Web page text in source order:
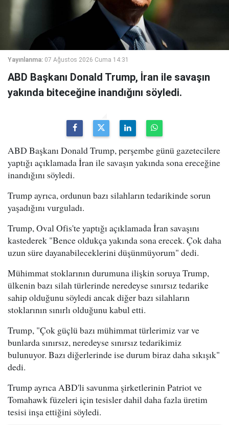
Yayınlanma: 07 Ağustos 2026 Cuma 14:31
ABD Başkanı Donald Trump, İran ile savaşın
yakında biteceğine inandığını söyledi.
ABD Başkanı Donald Trump, perşembe günü gazetecilere
yaptığı açıklamada İran ile savaşın yakında sona ereceğine
inandığını söyledi.
Trump ayrıca, ordunun bazı silahların tedarikinde sorun
yaşadığını vurguladı.
Trump, Oval Ofis'te yaptığı açıklamada İran savaşını
kastederek "Bence oldukça yakında sona erecek. Çok daha
uzun süre dayanabileceklerini düşünmüyorum" dedi.
Mühimmat stoklarının durumuna ilişkin soruya Trump,
ülkenin bazı silah türlerinde neredeyse sınırsız tedarike
sahip olduğunu söyledi ancak diğer bazı silahların
stoklarının sınırlı olduğunu kabul etti.
Trump, "Çok güçlü bazı mühimmat türlerimiz var ve
bunlarda sınırsız, neredeyse sınırsız tedarikimiz
bulunuyor. Bazı diğerlerinde ise durum biraz daha sıkışık"
dedi.
Trump ayrıca ABD'li savunma şirketlerinin Patriot ve
Tomahawk füzeleri için tesisler dahil daha fazla üretim
tesisi inşa ettiğini söyledi.